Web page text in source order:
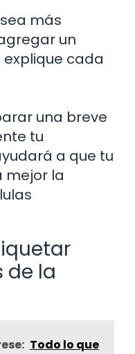
más
un
cada
una breve
tu
a que tu
mejor la
de la
Todo lo que